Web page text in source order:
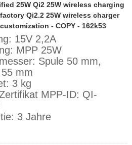
25W Qi2 25W wireless charging
Qi2.2 25W wireless charger
- COPY - 162k53
15V 2,2A
MPP 25W
Spule 50 mm,
mm
3 kg
MPP-ID: QI-
3 Jahre